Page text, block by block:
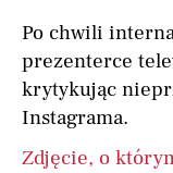
Po chwili
prezenterce
krytykując
Instagrama.
Zdjęcie, o